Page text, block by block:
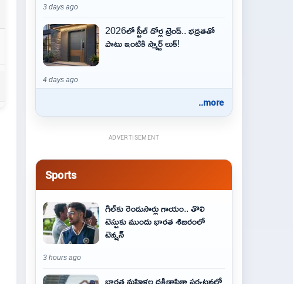
3 days ago
2026లో స్టీల్ డోర్ల ట్రెండ్.. భద్రతతో
పాటు ఇంటికి స్మార్ట్ లుక్!
4 days ago
..more
ADVERTISEMENT
Sports
గిల్‌కు రెండుసార్లు గాయం.. తొలి
టెస్టుకు ముందు భారత శిబిరంలో
టెన్షన్
3 hours ago